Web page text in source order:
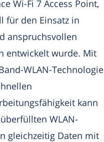
Wi-Fi 7 Access Point,
für den Einsatz in
anspruchsvollen
entwickelt wurde. Mit
WLAN-Technologie
kann
WLAN-
gleichzeitig Daten mit